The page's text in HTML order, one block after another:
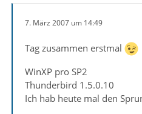
7. März 2007 um 14:49
Tag zusammen erstmal
WinXP pro SP2
Thunderbird 1.5.0.10
Ich hab heute mal den